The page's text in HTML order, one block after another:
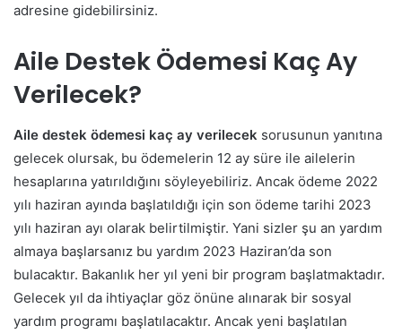
adresine gidebilirsiniz.
Aile Destek Ödemesi Kaç Ay
Verilecek?
Aile destek ödemesi kaç ay verilecek sorusunun yanıtına
gelecek olursak, bu ödemelerin 12 ay süre ile ailelerin
hesaplarına yatırıldığını söyleyebiliriz. Ancak ödeme 2022
yılı haziran ayında başlatıldığı için son ödeme tarihi 2023
yılı haziran ayı olarak belirtilmiştir. Yani sizler şu an yardım
almaya başlarsanız bu yardım 2023 Haziran’da son
bulacaktır. Bakanlık her yıl yeni bir program başlatmaktadır.
Gelecek yıl da ihtiyaçlar göz önüne alınarak bir sosyal
yardım programı başlatılacaktır. Ancak yeni başlatılan